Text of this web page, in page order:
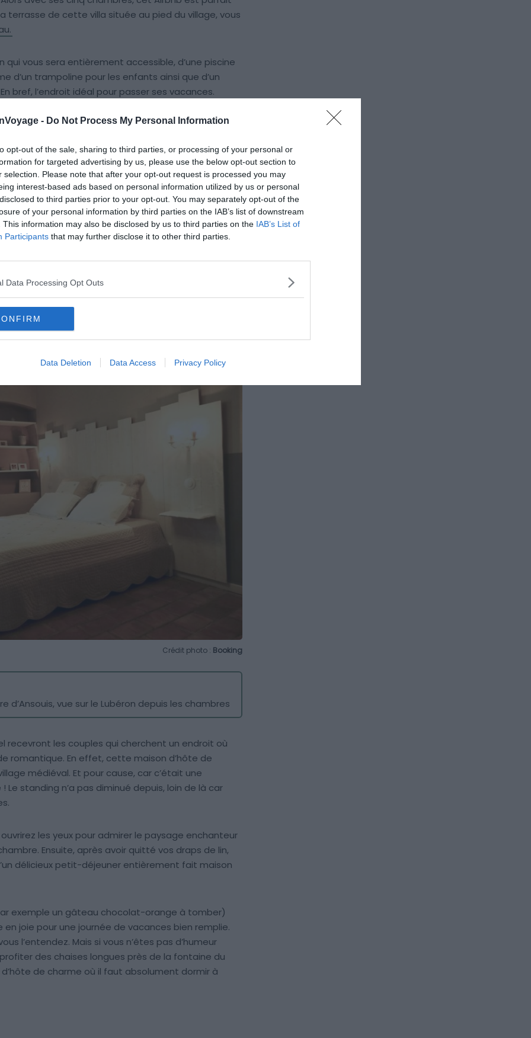
- Do Not Process My Personal Information
opt-out of the sale, sharing to third parties, or processing of your personal or
for targeted advertising by us, please use the below opt-out section to
selection. Please note that after your opt-out request is processed you may
interest-based ads based on personal information utilized by us or personal
to third parties prior to your opt-out. You may separately opt-out of the
of your personal information by third parties on the IAB’s list of downstream
This information may also be disclosed by us to third parties on the IAB’s List of
Participants that may further disclose it to other third parties.
Data Processing Opt Outs
Data Deletion Data Access Privacy Policy
terrasse de cette villa située au pied du village, vous
qui vous sera entièrement accessible, d’une piscine
d’un trampoline pour les enfants ainsi que d’un
bref, l’endroit idéal pour passer ses vacances.
villa, c’est les prestations qu’elle offre. Car vous
bienvenu garni de tapenade, de rosé et de produit
séjour, vous aurez la possibilité de faire appel à un
si personne n’a envie de cuisiner, vous pourrez
!
pour dormir à Ansouis, n’hésitez pas !
Crédit photo : Booking
d’Ansouis, vue sur le Lubéron depuis les chambres
recevront les couples qui cherchent un endroit où
romantique. En effet, cette maison d’hôte de
médiéval. Et pour cause, car c’était une
Le standing n’a pas diminué depuis, loin de là car
les yeux pour admirer le paysage enchanteur
Ensuite, après avoir quitté vos draps de lin,
délicieux petit-déjeuner entièrement fait maison
exemple un gâteau chocolat-orange à tomber)
joie pour une journée de vacances bien remplie.
l’entendez. Mais si vous n’êtes pas d’humeur
des chaises longues près de la fontaine du
de charme où il faut absolument dormir à